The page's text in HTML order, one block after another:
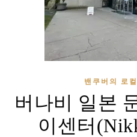
밴쿠버의 로
버나비 일본
이센터